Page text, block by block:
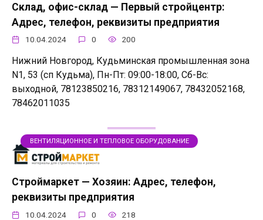
Склад, офис-склад — Первый стройцентр:
Адрес, телефон, реквизиты предприятия
10.04.2024 0 200
Нижний Новгород, Кудьминская промышленная зона
N1, 53 (сп Кудьма), Пн-Пт: 09:00-18:00, Сб-Вс:
выходной, 78123850216, 78312149067, 78432052168,
78462011035
ВЕНТИЛЯЦИОННОЕ И ТЕПЛОВОЕ ОБОРУДОВАНИЕ
Строймаркет — Хозяин: Адрес, телефон,
реквизиты предприятия
10.04.2024 0 218